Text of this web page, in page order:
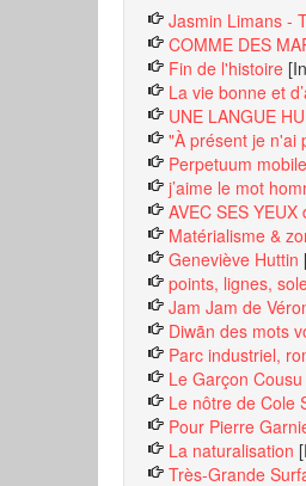
Jasmin Limans -
COMME DES
Fin de l'histoire
La vie bonne et
UNE LANGUE
"À présent je n'ai
Perpetuum
j’aime le mot
AVEC SES
Matérialisme &
Geneviève Huttin
points, lignes,
Jam Jam de
Diwãn des mots
Parc industriel,
Le Garçon
Le nôtre de Cole
Pour Pierre
La naturalisation
Très-Grande